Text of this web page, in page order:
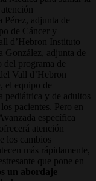
Pérez, adjunta de
de Cáncer y
d’Hebron Instituto
adjunta de
programa de
Vall d’Hebron
el equipo de
pediátrica y de adultos
pacientes. Pero en
específica
atención
los cambios
más rápidamente,
que pone en
un abordaje